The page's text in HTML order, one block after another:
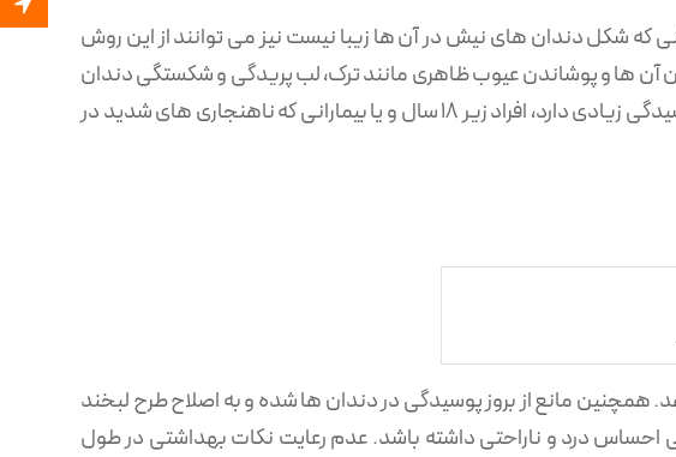
شکل دندان های نیش در آن‌ ها زیبا نیست نیز می توانند از این روش
آن ها و پوشاندن عیوب ظاهری مانند ترک، لب پریدگی و شکستگی دندان
ها بسیار مفید است، اما کسانی که مینای دندان آن ها از استحکام کافی برخوردار نیست و دندان هایشان پوسیدگی زیادی دارد، افراد زیر ۱۸ سال و یا بیمارانی که ناهنجاری های شدید در
همچنین مانع از بروز پوسیدگی در دندان ها شده و به اصلاح طرح لبخند
درد و ناراحتی داشته باشد. عدم رعایت نکات بهداشتی در طول